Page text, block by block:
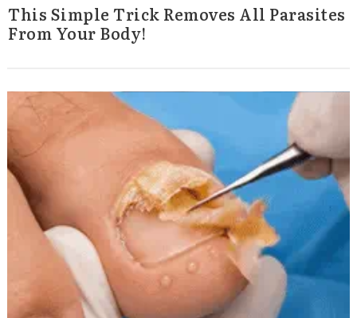
This Simple Trick Removes All Parasites
From Your Body!